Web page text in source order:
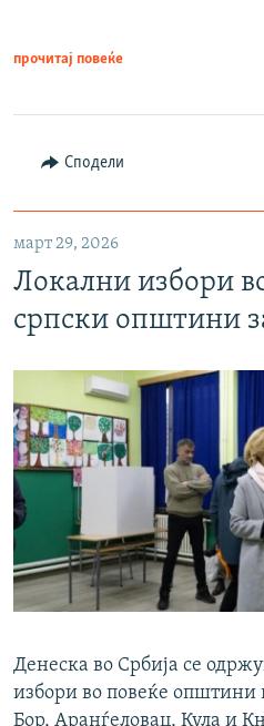
прочитај повеќе
Сподели
март 29, 2026
Локални избори
српски општини
Денеска во Србија се
избори во повеќе општини
Бор, Аранѓеловац, Кула и